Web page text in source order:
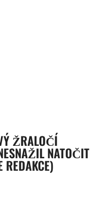
ŽRALOČÍ
NATOČIT
REDAKCE)